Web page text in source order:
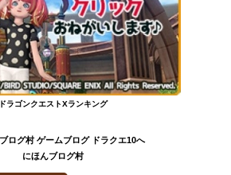
ドラゴンクエストXランキング
にほんブログ村